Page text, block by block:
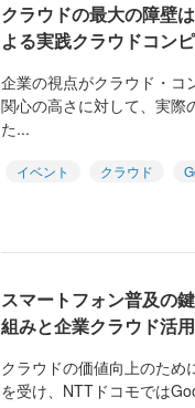
クラウドの最大の障壁
よる実践クラウドコン
企業の視点がクラウド・コ
関心の高さに対して、実際
た...
イベント クラウド
スマートフォン普及の
組みと企業クラウド活用
クラウドの価値向上のため
を受け、NTTドコモでは